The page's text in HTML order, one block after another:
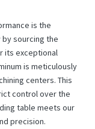
is the
by sourcing the
its exceptional
is meticulously
centers. This
control over the
table meets our
precision.